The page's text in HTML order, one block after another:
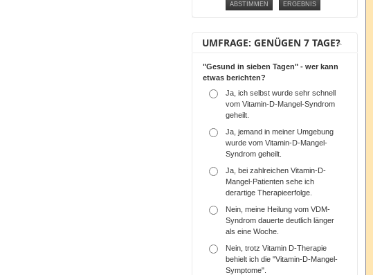
UMFRAGE: GENÜGEN 7 TAGE?
"Gesund in sieben Tagen" - wer kann
etwas berichten?
Ja, ich selbst wurde sehr schnell
vom Vitamin-D-Mangel-Syndrom
geheilt.
Ja, jemand in meiner Umgebung
wurde vom Vitamin-D-Mangel-
Syndrom geheilt.
Ja, bei zahlreichen Vitamin-D-
Mangel-Patienten sehe ich
derartige Therapieerfolge.
Nein, meine Heilung vom VDM-
Syndrom dauerte deutlich länger
als eine Woche.
Nein, trotz Vitamin D-Therapie
behielt ich die "Vitamin-D-Mangel-
Symptome".